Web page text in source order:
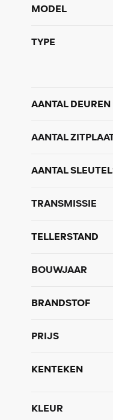
MODEL
TYPE
AANTAL DEUREN
AANTAL
AANTAL
TRANSMISSIE
TELLERSTAND
BOUWJAAR
BRANDSTOF
PRIJS
KENTEKEN
KLEUR